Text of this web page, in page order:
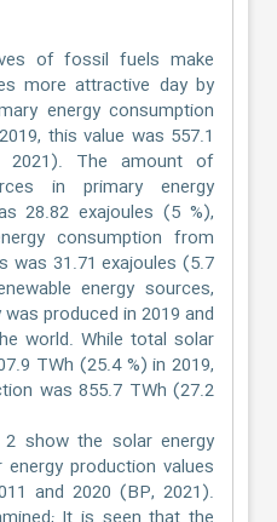
of fossil fuels make
more attractive day by
energy consumption
this value was 557.1
2021). The amount of
in primary energy
28.82 exajoules (5 %),
consumption from
was 31.71 exajoules (5.7
energy sources,
produced in 2019 and
world. While total solar
TWh (25.4 %) in 2019,
was 855.7 TWh (27.2
the solar energy
production values
and 2020 (BP, 2021).